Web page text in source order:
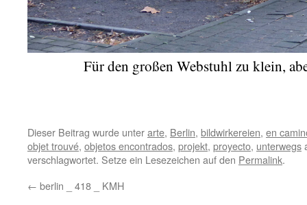
Für den großen Webstuhl zu klein,
Dieser Beitrag wurde unterarte, Berlin, bildwirkereien, en
objet trouvé, objetos encontrados, projekt, proyecto, unterwegs
verschlagwortet. Setze ein Lesezeichen auf den Permalink.
← berlin _ 418 _ KMH